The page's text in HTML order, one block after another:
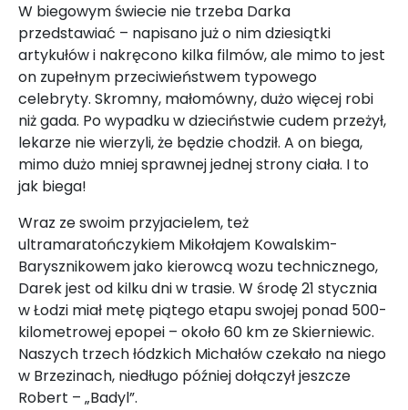
W biegowym świecie nie trzeba Darka
przedstawiać – napisano już o nim dziesiątki
artykułów i nakręcono kilka filmów, ale mimo to jest
on zupełnym przeciwieństwem typowego
celebryty. Skromny, małomówny, dużo więcej robi
niż gada. Po wypadku w dzieciństwie cudem przeżył,
lekarze nie wierzyli, że będzie chodził. A on biega,
mimo dużo mniej sprawnej jednej strony ciała. I to
jak biega!
Wraz ze swoim przyjacielem, też
ultramaratończykiem Mikołajem Kowalskim-
Barysznikowem jako kierowcą wozu technicznego,
Darek jest od kilku dni w trasie. W środę 21 stycznia
w Łodzi miał metę piątego etapu swojej ponad 500-
kilometrowej epopei – około 60 km ze Skierniewic.
Naszych trzech łódzkich Michałów czekało na niego
w Brzezinach, niedługo później dołączył jeszcze
Robert – „Badyl”.